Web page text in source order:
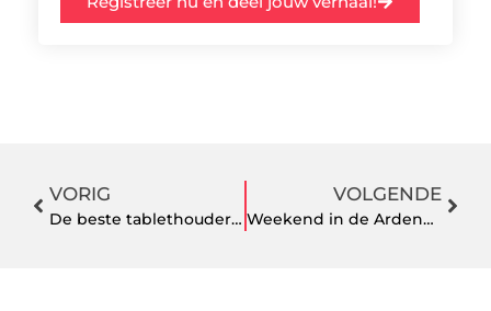
VORIG
De beste tablethouders voor zakelijk gebruik – Updated 2021 editie
VOLGENDE
Weekend in de Ardennen boeken via deze specialist